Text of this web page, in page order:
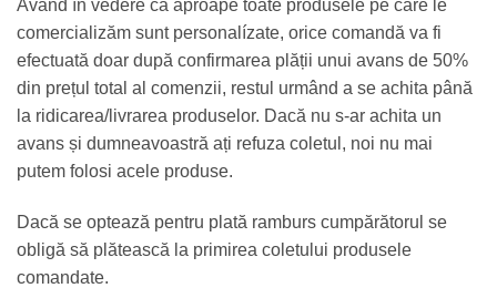
Având în vedere că aproape tóate produsele pe care le
comercializăm sunt personalízate, orice comandă va fi
efectuată doar după confirmarea plății unui avans de 50%
din prețul total al comenzii, restul urmând a se achita până
la ridicarea/livrarea produselor. Dacă nu s-ar achita un
avans și dumneavoastră ați refuza coletul, noi nu mai
putem folosi acele produse.
Dacă se optează pentru plată ramburs cumpărătorul se
obligă să plătească la primirea coletului produsele
comandate.